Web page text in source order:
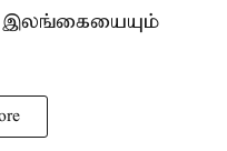
இலங்கையையும்